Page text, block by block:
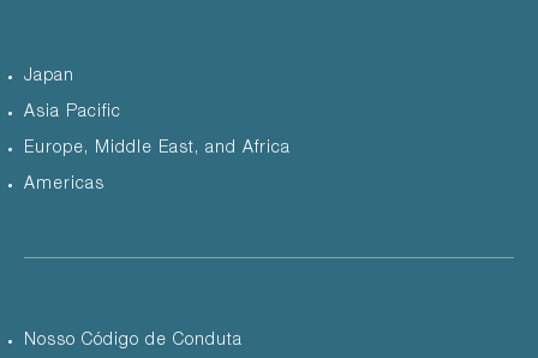
Japan
Asia Pacific
Europe, Middle East, and Africa
Americas
Nosso Código de Conduta